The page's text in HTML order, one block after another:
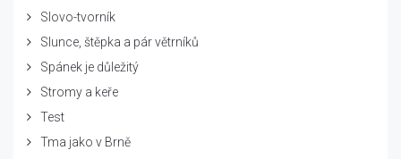
Slovo-tvorník
Slunce, štěpka a pár větrníků
Spánek je důležitý
Stromy a keře
Test
Tma jako v Brně